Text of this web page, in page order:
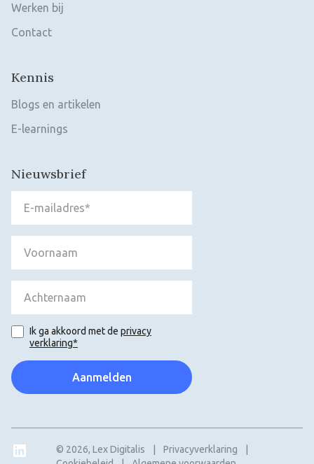
Werken bij
Contact
Kennis
Blogs en artikelen
E-learnings
Nieuwsbrief
Ik ga akkoord met de privacy
verklaring*
LinkedIn© 2026, Lex Digitalis Privacyverklaring